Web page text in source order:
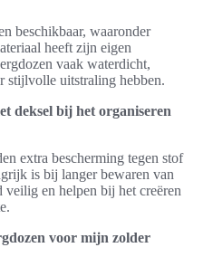
beschikbaar, waaronder
heeft zijn eigen
vaak waterdicht,
stijlvolle uitstraling hebben.
deksel bij het organiseren
extra bescherming tegen stof
is bij langer bewaren van
en helpen bij het creëren
voor mijn zolder